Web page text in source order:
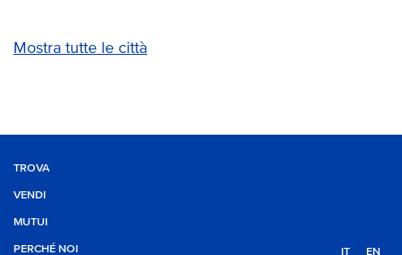
Mostra tutte le città
TROVA
VENDI
MUTUI
PERCHÉ NOI IT EN